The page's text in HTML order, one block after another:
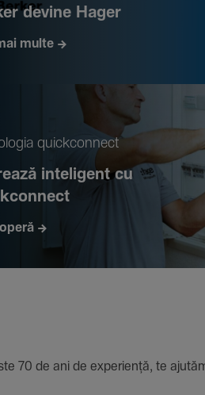
devine Hager
multe
quickconnect
inte­li­gent cu
de ani de expe­riență, te ajutăm